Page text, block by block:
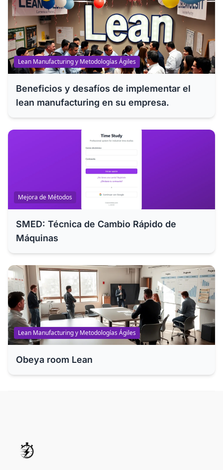
Lean Manufacturing y Metodologías Ágiles
Beneficios y desafíos de implementar el
lean manufacturing en su empresa.
Mejora de Métodos
SMED: Técnica de Cambio Rápido de
Máquinas
Lean Manufacturing y Metodologías Ágiles
Obeya room Lean